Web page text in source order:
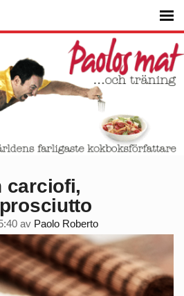
carciofi,
av Paolo Roberto